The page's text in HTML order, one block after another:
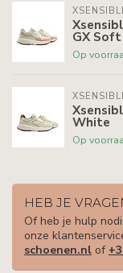
GX
Op
White
Op
HEB JE
Of heb je hulp
onze
schoenen.nl of